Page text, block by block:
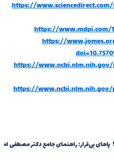
https://
https://
https://
https://
https://
بی‌قرار: راهنمای جامع دکتر مصطفی امیری